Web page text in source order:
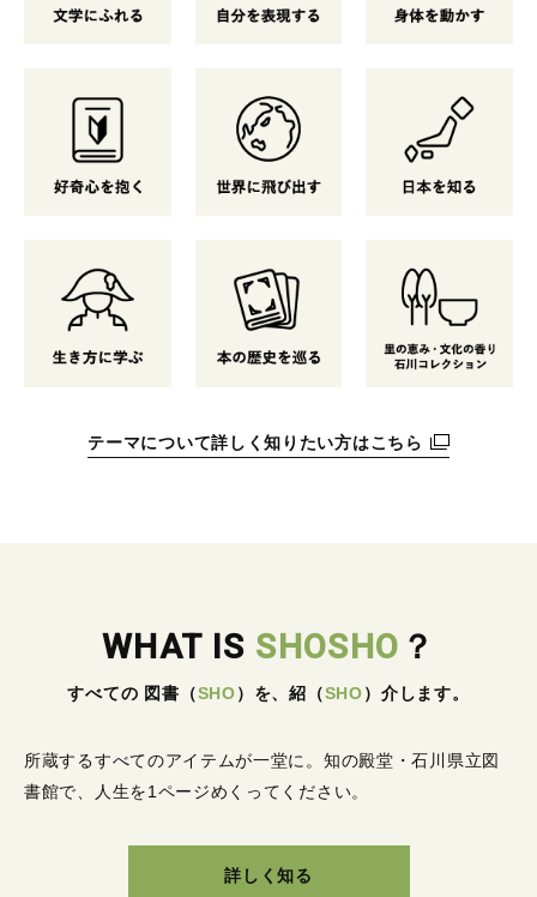
テーマについて詳しく知りたい方はこちら
WHAT IS SHOSHO ？
すべての 図書 （SHO） を、紹 （SHO） 介します。
所蔵するすべてのアイテムが一堂に。 知の殿堂・石川県立図
書館で、人生を1ページめくってください。
詳しく知る